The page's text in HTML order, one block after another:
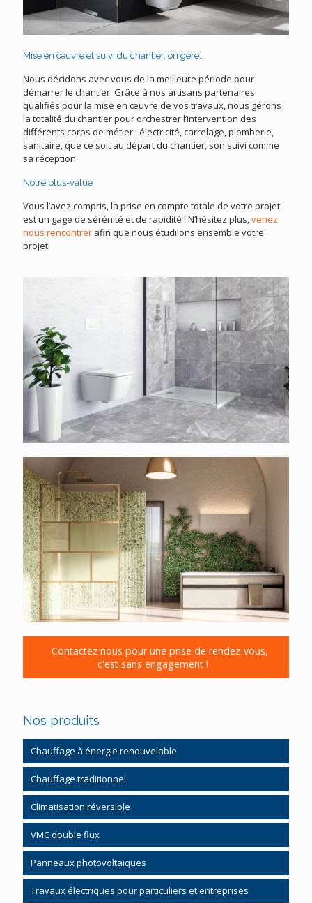
Mise en œuvre et suivi du chantier, on gère…
Nous décidons avec vous de la meilleure période pour
démarrer le chantier. Grâce à nos artisans partenaires
qualifiés pour la mise en œuvre de vos travaux, nous gérons
la totalité du chantier pour orchestrer l’intervention des
différents corps de métier : électricité, carrelage, plomberie,
sanitaire, que ce soit au départ du chantier, son suivi comme
sa réception.
Notre plus-value
Vous l’avez compris, la prise en compte totale de votre projet
est un gage de sérénité et de rapidité ! N’hésitez plus,venez
nous rencontrer afin que nous étudiions ensemble votre
projet.
Contactez nous pour une prise de rendez-vous,
c'est sans engagement !
Nos produits
Chauffage à énergie renouvelable
Pompe à chaleur
Pompe à chaleur système gainable
Chauffe-eau thermodynamique
Chauffage solaire
Chauffe-eau solaire CESI
Chauffage traditionnel
Chauffage gaz et fioul
Régulation chauffage
Climatisation réversible
VMC double flux
Panneaux photovoltaïques
Travaux électriques pour particuliers et entreprises